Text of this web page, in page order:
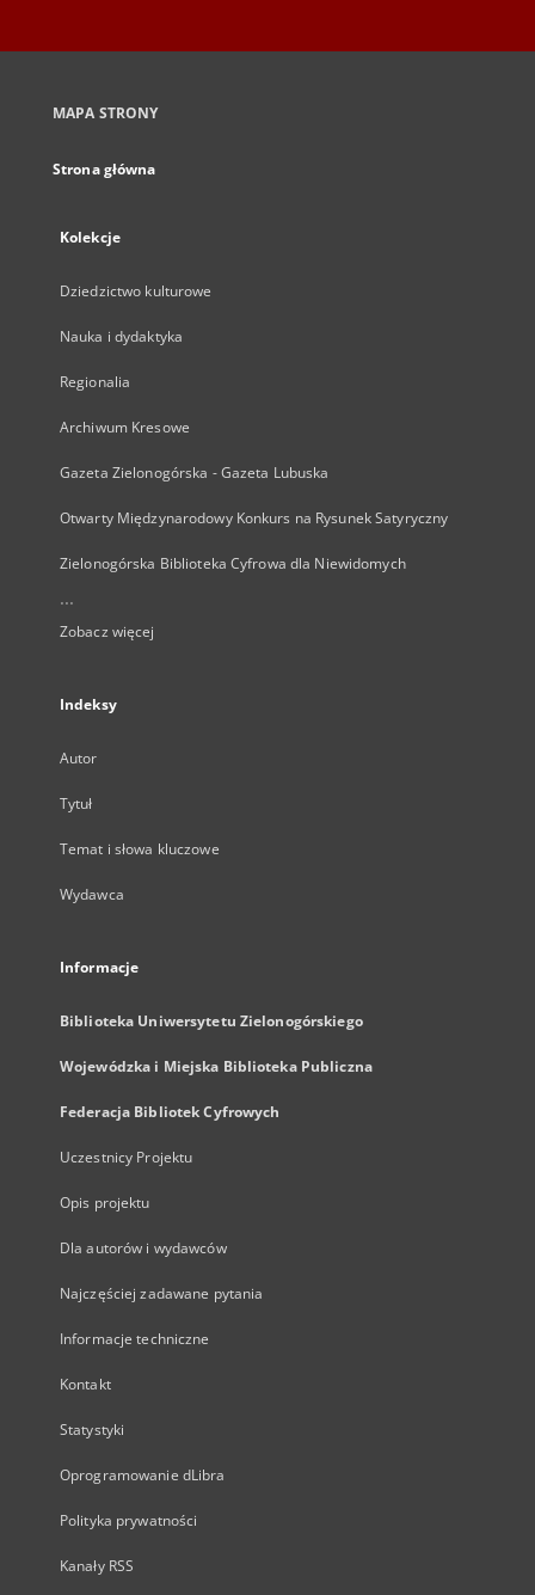
MAPA STRONY
Strona główna
Kolekcje
Dziedzictwo kulturowe
Nauka i dydaktyka
Regionalia
Archiwum Kresowe
Gazeta Zielonogórska - Gazeta Lubuska
Otwarty Międzynarodowy Konkurs na Rysunek Satyryczny
Zielonogórska Biblioteka Cyfrowa dla Niewidomych
...
Zobacz więcej
Indeksy
Autor
Tytuł
Temat i słowa kluczowe
Wydawca
Informacje
Biblioteka Uniwersytetu Zielonogórskiego
Wojewódzka i Miejska Biblioteka Publiczna
Federacja Bibliotek Cyfrowych
Uczestnicy Projektu
Opis projektu
Dla autorów i wydawców
Najczęściej zadawane pytania
Informacje techniczne
Kontakt
Statystyki
Oprogramowanie dLibra
Polityka prywatności
Kanały RSS